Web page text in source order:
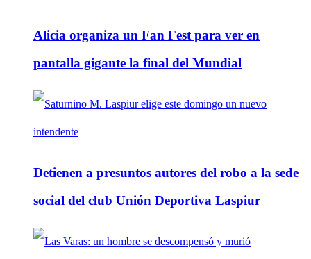
Alicia organiza un Fan Fest para ver en
pantalla gigante la final del Mundial
Detienen a presuntos autores del robo a la sede
social del club Unión Deportiva Laspiur